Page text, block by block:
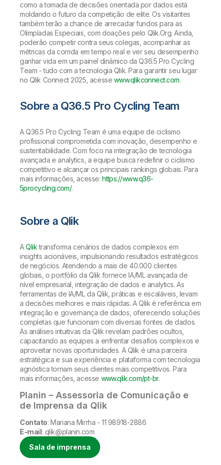
como a tomada de decisões orientada por dados está
moldando o futuro da competição de elite. Os visitantes
também terão a chance de arrecadar fundos para as
Olimpíadas Especiais, com doações pelo Qlik.Org. Ainda,
poderão competir contra seus colegas, acompanhar as
métricas da corrida em tempo real e ver seu desempenho
ganhar vida em um painel dinâmico da Q36.5 Pro Cycling
Team - tudo com a tecnologia Qlik. Para garantir seu lugar
no Qlik Connect 2025, acesse www.qlikconnect.com.
Sobre a Q36.5 Pro Cycling Team
A Q36.5 Pro Cycling Team é uma equipe de ciclismo
profissional comprometida com inovação, desempenho e
sustentabilidade. Com foco na integração de tecnologia
avançada e analytics, a equipe busca redefinir o ciclismo
competitivo e alcançar os principais rankings globais. Para
mais informações, acesse:https://www.q36-
5procycling.com/.
Sobre a Qlik
AQliktransforma cenários de dados complexos em
insights acionáveis, impulsionando resultados estratégicos
de negócios. Atendendo a mais de 40.000 clientes
globais, o portfólio da Qlik fornece IA/ML avançada de
nível empresarial, integração de dados e analytics. As
ferramentas de IA/ML da Qlik, práticas e escaláveis, levam
a decisões melhores e mais rápidas. A Qlik é referência em
integração e governança de dados, oferecendo soluções
completas que funcionam com diversas fontes de dados.
As análises intuitivas da Qlik revelam padrões ocultos,
capacitando as equipes a enfrentar desafios complexos e
aproveitar novas oportunidades. A Qlik é uma parceira
estratégica e sua experiência e plataforma com tecnologia
agnóstica tornam seus clientes mais competitivos. Para
mais informações, acesse www.qlik.com/pt-br.
Planin – Assessoria de Comunicação e
de Imprensa da Qlik
Contato: Mariana Mirrha - 11 98918-2886
E-mail: qlik@planin.com
Sala de imprensa